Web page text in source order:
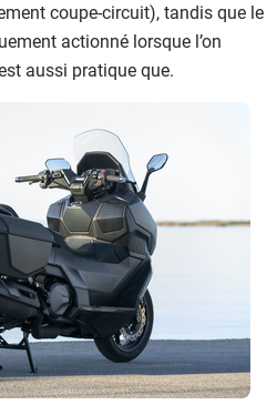
coupe-circuit), tandis que le
actionné lorsque l’on
aussi pratique que.